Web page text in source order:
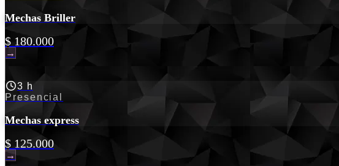
Mechas Briller
$ 180.000
→
3 h
Presencial
Mechas express
$ 125.000
→